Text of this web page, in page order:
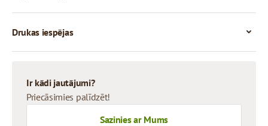
Drukas iespējas
Ir kādi jautājumi?
Priecāsimies palīdzēt!
Sazinies ar Mums